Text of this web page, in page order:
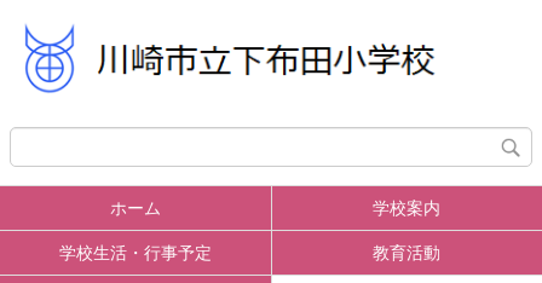
ホーム 学校案内
学校生活・行事予定 教育活動